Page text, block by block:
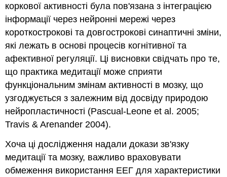
коркової активності була пов'язана з інтеграцією
інформації через нейронні мережі через
короткострокові та довгострокові синаптичні зміни,
які лежать в основі процесів когнітивної та
афективної регуляції. Ці висновки свідчать про те,
що практика медитації може сприяти
функціональним змінам активності в мозку, що
узгоджується з залежним від досвіду природою
нейропластичності (Pascual-Leone et al. 2005;
Travis & Arenander 2004).
Хоча ці дослідження надали докази зв'язку
медитації та мозку, важливо враховувати
обмеження використання ЕЕГ для характеристики